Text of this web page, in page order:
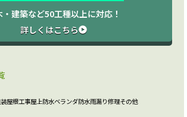
・建築など50工種以上に対応！
詳しくはこちら
屋根工事屋上防水ベランダ防水雨漏り修理その他